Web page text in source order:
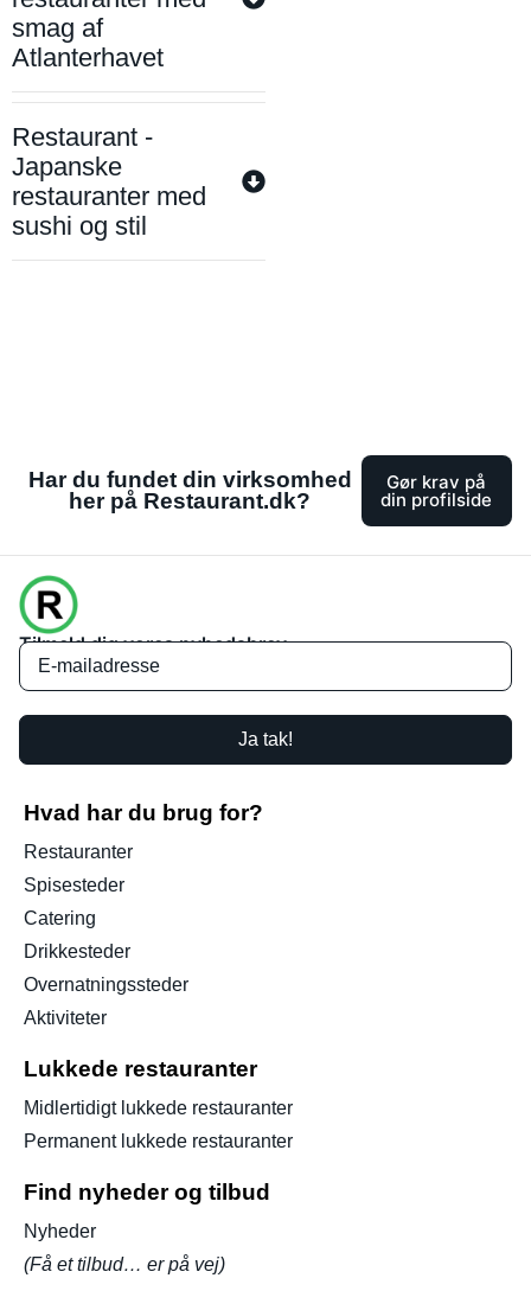
smag af
Atlanterhavet
Restaurant -
Japanske
restauranter med
sushi og stil
Har du fundet din virksomhed
her på Restaurant.dk?
Gør krav på
din profilside
Tilmeld dig vores nyhedsbrev
Ja tak!
Hvad har du brug for?
Restauranter
Spisesteder
Catering
Drikkesteder
Overnatningssteder
Aktiviteter
Lukkede restauranter
Midlertidigt lukkede restauranter
Permanent lukkede restauranter
Find nyheder og tilbud
Nyheder
(Få et tilbud… er på vej)